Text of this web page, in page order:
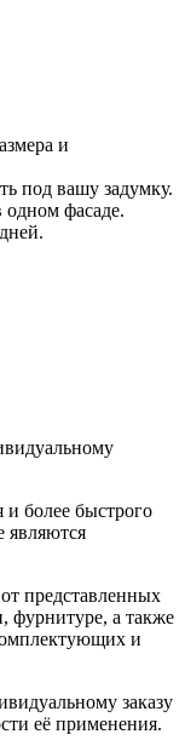
и
под вашу задумку.
одном фасаде.
более быстрого
являются
представленных
фурнитуре, а также
и
заказу
её применения.